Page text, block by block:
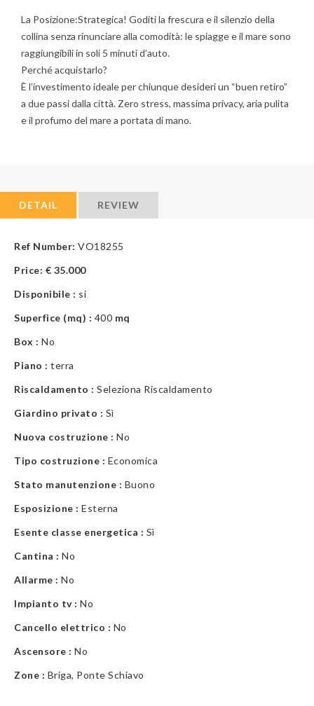
La Posizione:Strategica! Goditi la frescura e il silenzio della
collina senza rinunciare alla comodità: le spiagge e il mare sono
raggiungibili in soli 5 minuti d’auto.
Perché acquistarlo?
È l’investimento ideale per chiunque desideri un “buen retiro”
a due passi dalla città. Zero stress, massima privacy, aria pulita
e il profumo del mare a portata di mano.
DETAIL REVIEW
Ref Number: VO18255
Price: € 35.000
Disponibile : si
Superfice (mq) : 400 mq
Box : No
Piano : terra
Riscaldamento : Seleziona Riscaldamento
Giardino privato : Sì
Nuova costruzione : No
Tipo costruzione : Economica
Stato manutenzione : Buono
Esposizione : Esterna
Esente classe energetica : Sì
Cantina : No
Allarme : No
Impianto tv : No
Cancello elettrico : No
Ascensore : No
Zone : Briga, Ponte Schiavo